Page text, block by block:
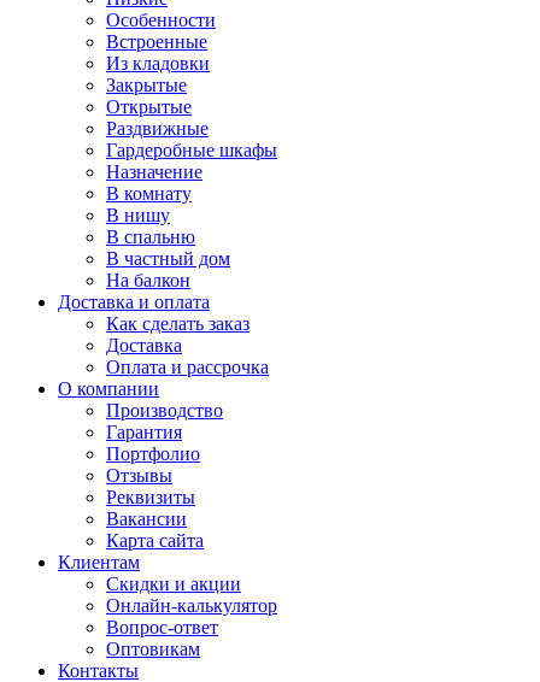
Особенности
Встроенные
Из кладовки
Закрытые
Открытые
Раздвижные
Гардеробные шкафы
Назначение
В комнату
В нишу
В спальню
В частный дом
На балкон
Доставка и оплата
Как сделать заказ
Доставка
Оплата и рассрочка
О компании
Производство
Гарантия
Портфолио
Отзывы
Реквизиты
Вакансии
Карта сайта
Клиентам
Скидки и акции
Онлайн-калькулятор
Вопрос-ответ
Оптовикам
Контакты